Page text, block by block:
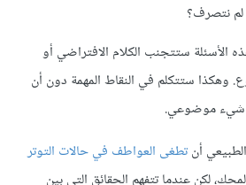
نتصرف؟
الأسئلة ستتجنب الكلام الافتراضي أو
وهكذا ستتكلم في النقاط المهمة دون أن
شيء موضوعي.
أنتطغى العواطف في حالات التوتر